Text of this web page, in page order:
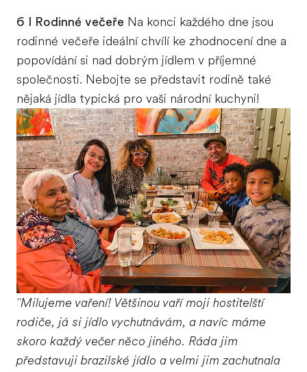
6 I Rodinné večeře Na konci každého dne jsou
rodinné večeře ideální chvílí ke zhodnocení dne a
popovídání si nad dobrým jídlem v příjemné
společnosti. Nebojte se představit rodině také
nějaká jídla typická pro vaši národní kuchyni!
"Milujeme vaření! Většinou vaří moji hostitelští
rodiče, já si jídlo vychutnávám, a navíc máme
skoro každý večer něco jiného. Ráda jim
představuji brazilské jídlo a velmi jim zachutnala